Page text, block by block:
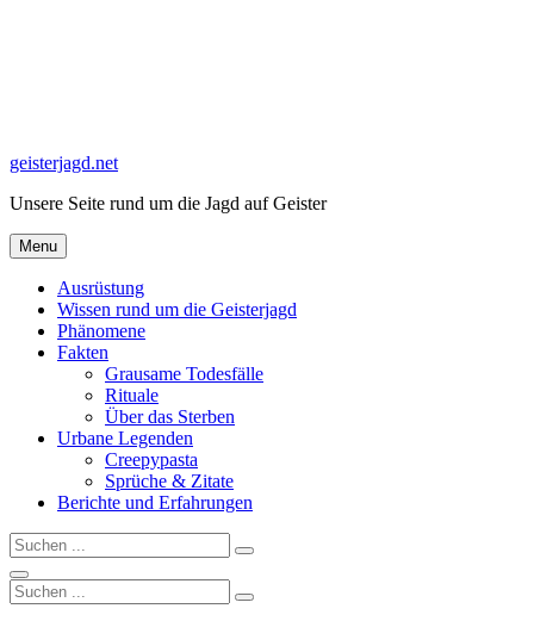
geisterjagd.net
Unsere Seite rund um die Jagd auf Geister
Menu
Ausrüstung
Wissen rund um die Geisterjagd
Phänomene
Fakten
Grausame Todesfälle
Rituale
Über das Sterben
Urbane Legenden
Creepypasta
Sprüche & Zitate
Berichte und Erfahrungen
Search
for:
Search
Search
Search
for:
Search